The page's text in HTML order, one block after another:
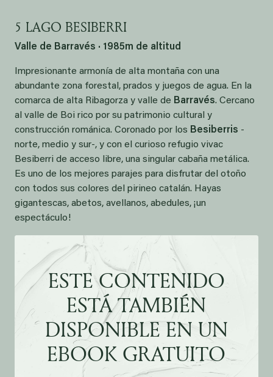
5 LAGO BESIBERRI
Valle de Barravés · 1985m de altitud
Impresionante armonía de alta montaña con una
abundante zona forestal, prados y juegos de agua. En la
comarca de alta Ribagorza y valle de Barravés. Cercano
al valle de Boi rico por su patrimonio cultural y
construcción románica. Coronado por los Besiberris -
norte, medio y sur-, y con el curioso refugio vivac
Besiberri de acceso libre, una singular cabaña metálica.
Es uno de los mejores parajes para disfrutar del otoño
con todos sus colores del pirineo catalán. Hayas
gigantescas, abetos, avellanos, abedules, ¡un
espectáculo!
ESTE CONTENIDO
ESTÁ TAMBIÉN
DISPONIBLE EN UN
EBOOK GRATUITO